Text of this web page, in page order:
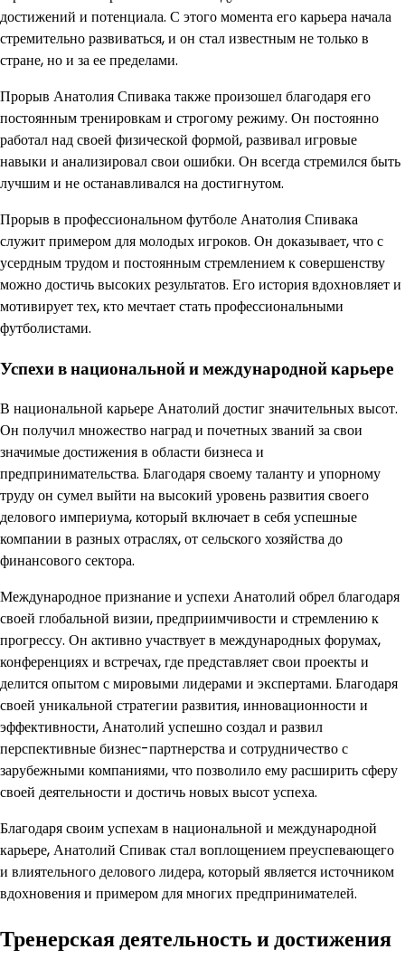
достижений и потенциала. С этого момента его карьера начала
стремительно развиваться, и он стал известным не только в
стране, но и за ее пределами.
Прорыв Анатолия Спивака также произошел благодаря его
постоянным тренировкам и строгому режиму. Он постоянно
работал над своей физической формой, развивал игровые
навыки и анализировал свои ошибки. Он всегда стремился быть
лучшим и не останавливался на достигнутом.
Прорыв в профессиональном футболе Анатолия Спивака
служит примером для молодых игроков. Он доказывает, что с
усердным трудом и постоянным стремлением к совершенству
можно достичь высоких результатов. Его история вдохновляет и
мотивирует тех, кто мечтает стать профессиональными
футболистами.
Успехи в национальной и международной карьере
В национальной карьере Анатолий достиг значительных высот.
Он получил множество наград и почетных званий за свои
значимые достижения в области бизнеса и
предпринимательства. Благодаря своему таланту и упорному
труду он сумел выйти на высокий уровень развития своего
делового империума, который включает в себя успешные
компании в разных отраслях, от сельского хозяйства до
финансового сектора.
Международное признание и успехи Анатолий обрел благодаря
своей глобальной визии, предприимчивости и стремлению к
прогрессу. Он активно участвует в международных форумах,
конференциях и встречах, где представляет свои проекты и
делится опытом с мировыми лидерами и экспертами. Благодаря
своей уникальной стратегии развития, инновационности и
эффективности, Анатолий успешно создал и развил
перспективные бизнес-партнерства и сотрудничество с
зарубежными компаниями, что позволило ему расширить сферу
своей деятельности и достичь новых высот успеха.
Благодаря своим успехам в национальной и международной
карьере, Анатолий Спивак стал воплощением преуспевающего
и влиятельного делового лидера, который является источником
вдохновения и примером для многих предпринимателей.
Тренерская деятельность и достижения